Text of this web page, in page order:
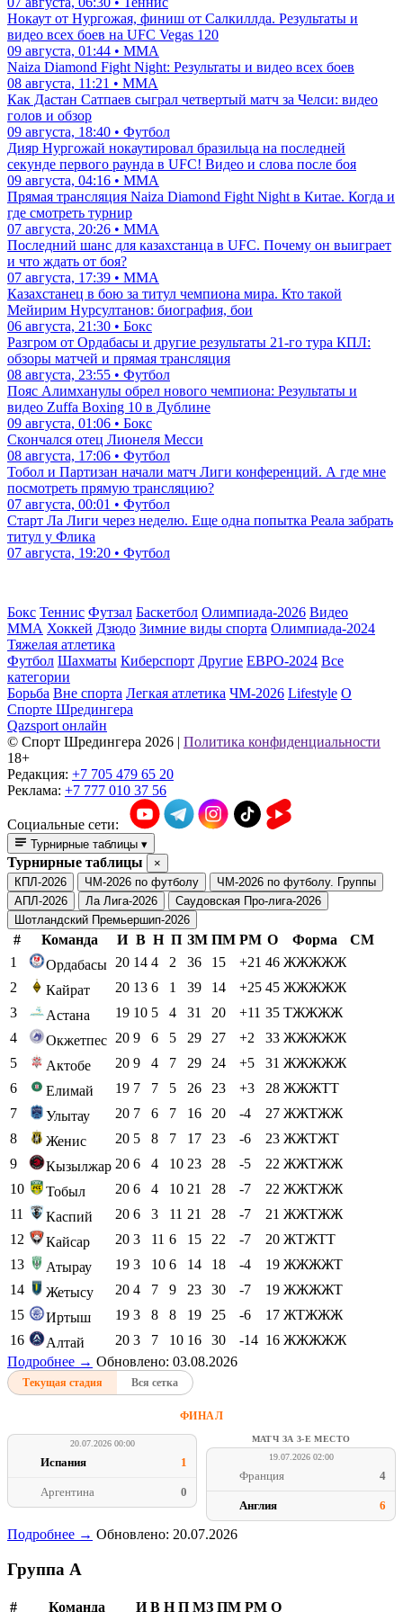
Нокаут от Нургожая, финиш от Салкиллда. Результаты и
видео всех боев на UFC Vegas 120
09 августа, 01:44 • ММА
Naiza Diamond Fight Night: Результаты и видео всех боев
08 августа, 11:21 • ММА
Как Дастан Сатпаев сыграл четвертый матч за Челси: видео
голов и обзор
09 августа, 18:40 • Футбол
Дияр Нургожай нокаутировал бразильца на последней
секунде первого раунда в UFC! Видео и слова после боя
09 августа, 04:16 • ММА
Прямая трансляция Naiza Diamond Fight Night в Китае. Когда и
где смотреть турнир
07 августа, 20:26 • ММА
Последний шанс для казахстанца в UFC. Почему он выиграет
и что ждать от боя?
07 августа, 17:39 • ММА
Казахстанец в бою за титул чемпиона мира. Кто такой
Мейирим Нурсултанов: биография, бои
06 августа, 21:30 • Бокс
Разгром от Ордабасы и другие результаты 21-го тура КПЛ:
обзоры матчей и прямая трансляция
08 августа, 23:55 • Футбол
Пояс Алимханулы обрел нового чемпиона: Результаты и
видео Zuffa Boxing 10 в Дублине
09 августа, 01:06 • Бокс
Скончался отец Лионеля Месси
08 августа, 17:06 • Футбол
Тобол и Партизан начали матч Лиги конференций. А где мне
посмотреть прямую трансляцию?
07 августа, 00:01 • Футбол
Старт Ла Лиги через неделю. Еще одна попытка Реала забрать
титул у Флика
07 августа, 19:20 • Футбол
Бокс Теннис Футзал Баскетбол Олимпиада-2026 Видео
ММА Хоккей Дзюдо Зимние виды спорта Олимпиада-2024
Тяжелая атлетика
Футбол Шахматы Киберспорт Другие ЕВРО-2024 Все
категории
Борьба Вне спорта Легкая атлетика ЧМ-2026 Lifestyle О
Спорте Шредингера
Qazsport онлайн
© Cпорт Шредингера 2026 | Политика конфиденциальности
18+
Редакция: +7 705 479 65 20
Реклама: +7 777 010 37 56
Социальные сети:
Турнирные таблицы ▾
Турнирные таблицы
×
КПЛ-2026
ЧМ-2026 по футболу
ЧМ-2026 по футболу. Группы
АПЛ-2026
Ла Лига-2026
Саудовская Про-лига-2026
Шотландский Премьершип-2026
# Команда И В Н П ЗМ ПМ РМ О Форма
СМ
1
Ордабасы 20 14 4 2 36 15 +21 46 ЖЖЖЖЖ
2
Кайрат 20 13 6 1 39 14 +25 45 ЖЖЖЖЖ
3
Астана 19 10 5 4 31 20 +11 35 ТЖЖЖЖ
4
Окжетпес 20 9 6 5 29 27 +2 33 ЖЖЖЖЖ
5
Актобе 20 9 4 7 29 24 +5 31 ЖЖЖЖЖ
6
Елимай 19 7 7 5 26 23 +3 28 ЖЖЖТТ
7
Улытау 20 7 6 7 16 20 -4 27 ЖЖТЖЖ
8
Женис 20 5 8 7 17 23 -6 23 ЖЖТЖТ
9
Кызылжар 20 6 4 10 23 28 -5 22 ЖЖТЖЖ
10
Тобыл 20 6 4 10 21 28 -7 22 ЖЖТЖЖ
11
Каспий 20 6 3 11 21 28 -7 21 ЖЖТЖЖ
12
Кайсар 20 3 11 6 15 22 -7 20 ЖТЖТТ
13
Атырау 19 3 10 6 14 18 -4 19 ЖЖЖЖТ
14
Жетысу 20 4 7 9 23 30 -7 19 ЖЖЖЖТ
15
Иртыш 19 3 8 8 19 25 -6 17 ЖТЖЖЖ
16
Алтай 20 3 7 10 16 30 -14 16 ЖЖЖЖЖ
Подробнее → Обновлено: 03.08.2026
Текущая стадия Вся сетка
ФИНАЛ
20.07.2026 00:00
Испания 1
Аргентина 0
МАТЧ ЗА 3-Е МЕСТО
19.07.2026 02:00
Франция 4
Англия 6
Подробнее → Обновлено: 20.07.2026
Группа A
# Команда И В Н П МЗ ПМ РМ О